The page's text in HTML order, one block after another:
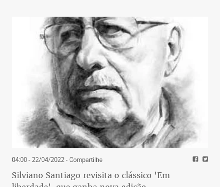
04:00 - 22/04/2022- Compartilhe
Silviano Santiago revisita o clássico 'Em